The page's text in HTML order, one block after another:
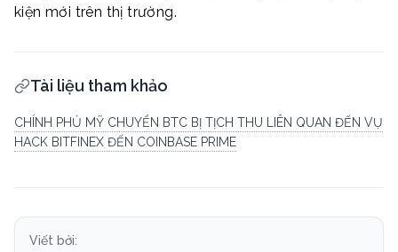
kiện mới trên thị trường.
Tài liệu tham khảo
CHÍNH PHỦ MỸ CHUYỂN BTC BỊ TỊCH THU LIÊN QUAN ĐẾN VỤ
HACK BITFINEX ĐẾN COINBASE PRIME
Viết bởi: